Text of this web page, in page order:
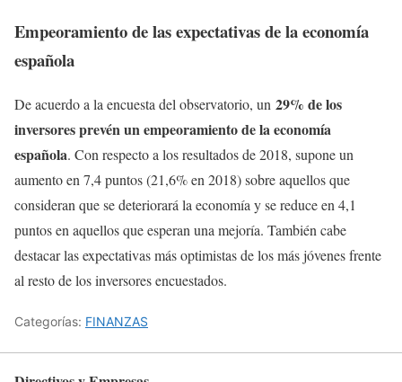
Empeoramiento de las expectativas de la economía
española
De acuerdo a la encuesta del observatorio, un 29% de los
inversores prevén un empeoramiento de la economía
española. Con respecto a los resultados de 2018, supone un
aumento en 7,4 puntos (21,6% en 2018) sobre aquellos que
consideran que se deteriorará la economía y se reduce en 4,1
puntos en aquellos que esperan una mejoría. También cabe
destacar las expectativas más optimistas de los más jóvenes frente
al resto de los inversores encuestados.
Categorías: FINANZAS